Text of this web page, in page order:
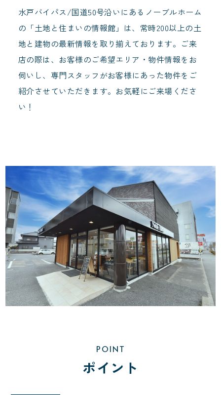
水戸バイパス/国道50号沿いにあるノーブルホーム
の「土地と住まいの情報館」は、常時200以上の土
地と建物の最新情報を取り揃えております。ご来
店の際は、お客様のご希望エリア・物件情報をお
伺いし、専門スタッフがお客様にあった物件をご
紹介させていただきます。お気軽にご来場くださ
い！
POINT
ポイント